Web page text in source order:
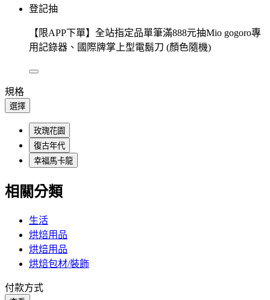
登記抽
【限APP下單】全站指定品單筆滿888元抽Mio gogoro專
用記錄器、國際牌掌上型電鬍刀 (顏色隨機)
規格
選擇
玫瑰花園
復古年代
幸福馬卡龍
相關分類
生活
烘焙用品
烘焙用品
烘焙包材/裝飾
付款方式